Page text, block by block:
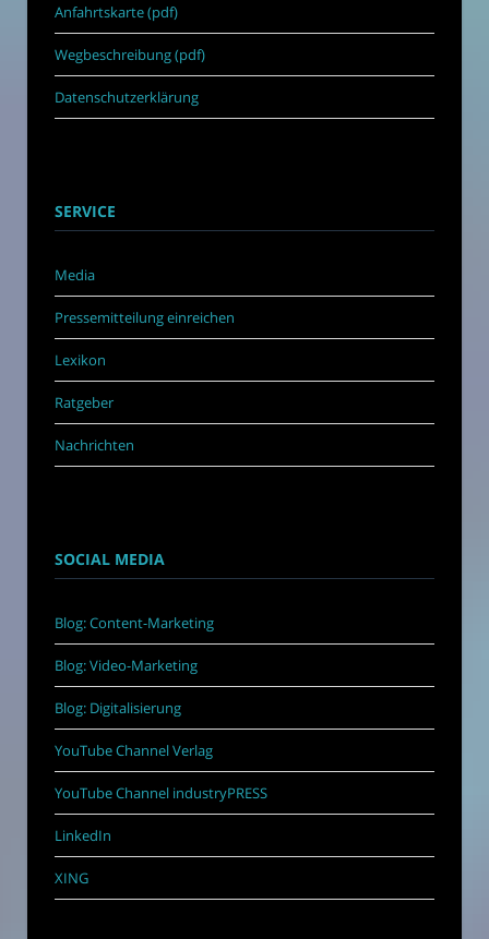
Anfahrtskarte (pdf)
Wegbeschreibung (pdf)
Datenschutzerklärung
SERVICE
Media
Pressemitteilung einreichen
Lexikon
Ratgeber
Nachrichten
SOCIAL MEDIA
Blog: Content-Marketing
Blog: Video-Marketing
Blog: Digitalisierung
YouTube Channel Verlag
YouTube Channel industryPRESS
LinkedIn
XING